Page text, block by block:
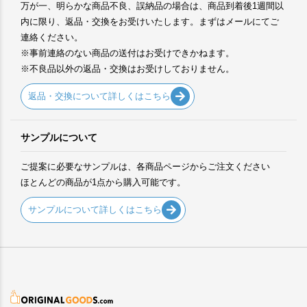
万が一、明らかな商品不良、誤納品の場合は、商品到着後1週間以
内に限り、返品・交換をお受けいたします。まずはメールにてご
連絡ください。
※事前連絡のない商品の送付はお受けできかねます。
※不良品以外の返品・交換はお受けしておりません。
返品・交換について詳しくはこちら
サンプルについて
ご提案に必要なサンプルは、各商品ページからご注文ください
ほとんどの商品が1点から購入可能です。
サンプルについて詳しくはこちら